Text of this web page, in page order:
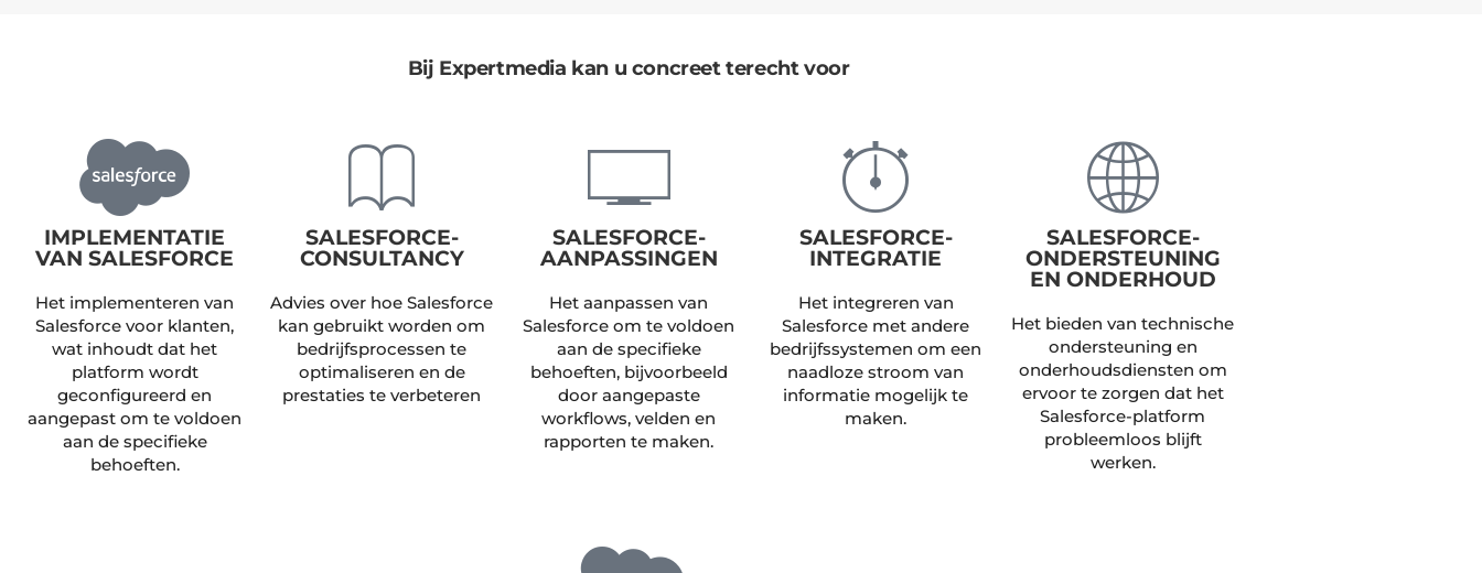
Bij Expertmedia kan u concreet terecht voor
IMPLEMENTATIE
VAN SALESFORCE
Het implementeren van
Salesforce voor klanten,
wat inhoudt dat het
platform wordt
geconfigureerd en
aangepast om te voldoen
aan de specifieke
behoeften.
SALESFORCE-
CONSULTANCY
Advies over hoe Salesforce
kan gebruikt worden om
bedrijfsprocessen te
optimaliseren en de
prestaties te verbeteren
SALESFORCE-
AANPASSINGEN
Het aanpassen van
Salesforce om te voldoen
aan de specifieke
behoeften, bijvoorbeeld
door aangepaste
workflows, velden en
rapporten te maken.
SALESFORCE-
INTEGRATIE
Het integreren van
Salesforce met andere
bedrijfssystemen om een
naadloze stroom van
informatie mogelijk te
maken.
SALESFORCE-
ONDERSTEUNING
EN ONDERHOUD
Het bieden van technische
ondersteuning en
onderhoudsdiensten om
ervoor te zorgen dat het
Salesforce-platform
probleemloos blijft
werken.